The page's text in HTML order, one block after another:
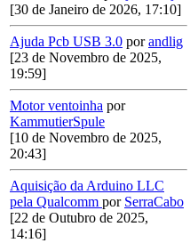
[30 de Janeiro de 2026, 17:10]
Ajuda Pcb USB 3.0 porandlig
[23 de Novembro de 2025,
19:59]
Motor ventoinha por
KammutierSpule
[10 de Novembro de 2025,
20:43]
Aquisição da Arduino LLC
pela Qualcomm por SerraCabo
[22 de Outubro de 2025,
14:16]